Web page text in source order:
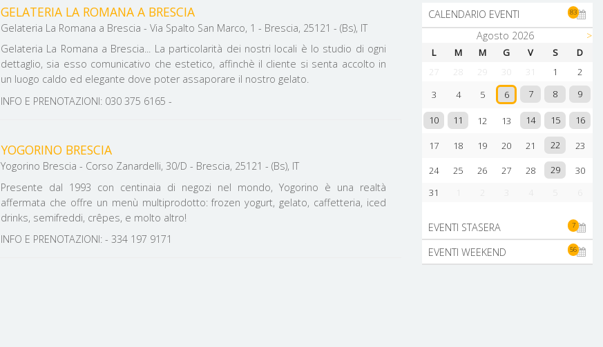
GELATERIA LA ROMANA A BRESCIA
Gelateria La Romana a Brescia - Via Spalto San Marco, 1 - Brescia, 25121 - (Bs), IT
Gelateria La Romana a Brescia... La particolarità dei nostri locali è lo studio di ogni
dettaglio, sia esso comunicativo che estetico, affinchè il cliente si senta accolto in
un luogo caldo ed elegante dove poter assaporare il nostro gelato.
INFO E PRENOTAZIONI: 030 375 6165 -
YOGORINO BRESCIA
Yogorino Brescia - Corso Zanardelli, 30/D - Brescia, 25121 - (Bs), IT
Presente dal 1993 con centinaia di negozi nel mondo, Yogorino è una realtà
affermata che offre un menù multiprodotto: frozen yogurt, gelato, caffetteria, iced
drinks, semifreddi, crêpes, e molto altro!
INFO E PRENOTAZIONI: - 334 197 9171
CALENDARIO EVENTI 83
Agosto 2026 >
L M M G V S
D
27
28 30 31 1
2
3
4 5 6 7 8 9
10 11 12 13 14 15 16
17 18 19 20 21 22
23
24
25 26 27 28 29
30
31
EVENTI STASERA 7
EVENTI WEEKEND 56